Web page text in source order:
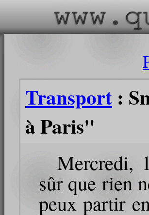
Transport :
à Paris"
Mercredi,
sûr que rien
peux partir